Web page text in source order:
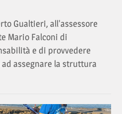
Gualtieri, all'assessore
Mario Falconi di
e di provvedere
assegnare la struttura